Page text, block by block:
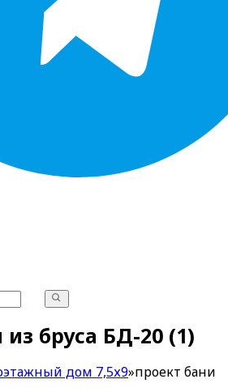
бруса БД-20 (1)
дом 7,5х9»проект бани